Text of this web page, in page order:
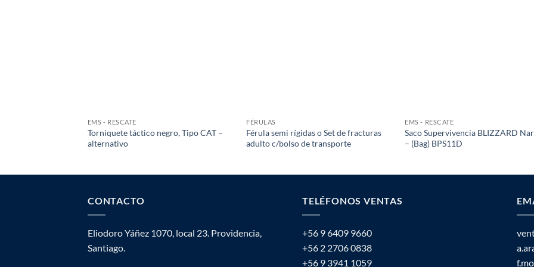
EMS - RESCATE
Torniquete táctico negro, Tipo CAT –
alternativo
FÉRULAS
Férula semi rígidas o Set de fracturas
adulto c/bolso de transporte
EMS - RESCATE
Saco Supervivencia BLIZZARD
– (Bag) BPS11D
CONTACTO
Eliodoro Yáñez 1070, local 23. Providencia,
Santiago.
TELÉFONOS VENTAS
+56 9 6409 9660
+56 2 2706 0838
+56 9 3941 1059